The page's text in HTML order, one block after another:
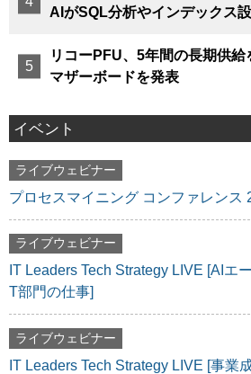
AIがSQL分析やインデックス
リコーPFU、5年間の長期供給
マザーボードを発表
イベント
ライブウェビナー
プロセスマイニング コンファレンス
ライブウェビナー
IT Leaders Tech Strategy LIVE [AIエ
T部門の仕事]
ライブウェビナー
IT Leaders Tech Strategy LIVE [事業